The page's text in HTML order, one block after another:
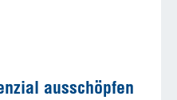
ausschöpfen